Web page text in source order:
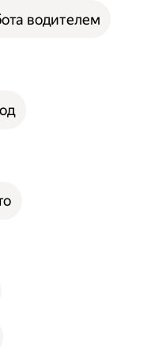
водителем